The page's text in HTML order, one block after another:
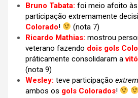
Bruno Tabata: foi meio afoito
participação extremamente
Colorado!
(nota 7)
Ricardo Mathias: mostrou
veterano fazendo dois gols
práticamente consolidaram a
(nota 9)
Wesley: teve participação
ambos os gols Colorados!